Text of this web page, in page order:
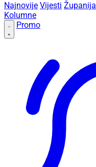
Najnovije Vijesti Županija
Kolumne
Promo